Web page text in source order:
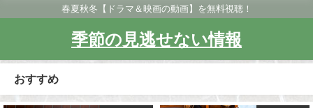
春夏秋冬【ドラマ＆映画の動画】を無料視聴！
季節の見逃せない情報
おすすめ